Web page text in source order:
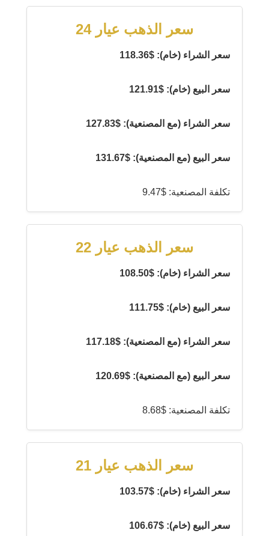
سعر الذهب عيار 24
سعر الشراء (خام): $118.36
سعر البيع (خام): $121.91
سعر الشراء (مع المصنعية): $127.83
سعر البيع (مع المصنعية): $131.67
تكلفة المصنعية: $9.47
سعر الذهب عيار 22
سعر الشراء (خام): $108.50
سعر البيع (خام): $111.75
سعر الشراء (مع المصنعية): $117.18
سعر البيع (مع المصنعية): $120.69
تكلفة المصنعية: $8.68
سعر الذهب عيار 21
سعر الشراء (خام): $103.57
سعر البيع (خام): $106.67